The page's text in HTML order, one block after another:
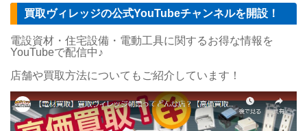
買取ヴィレッジの公式YouTubeチャンネルを開設！
電設資材・住宅設備・電動工具に関するお得な情報を
YouTubeで配信中♪
店舗や買取方法についてもご紹介しています！